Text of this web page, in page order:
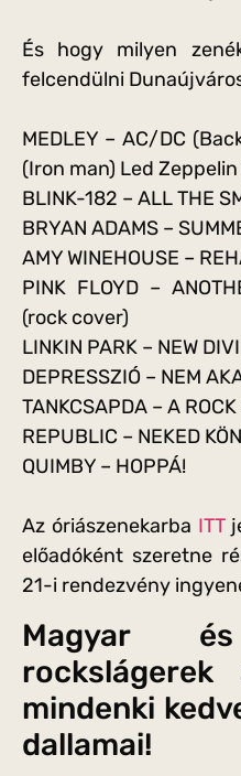
És hogy milyen
felcendülni
MEDLEY – AC/DC
(Iron man) Led
BLINK-182 – ALL THE
BRYAN ADAMS –
AMY WINEHOUSE –
PINK FLOYD –
(rock cover)
LINKIN PARK – NEW
DEPRESSZIÓ – NEM
TANKCSAPDA – A
REPUBLIC – NEKED
QUIMBY – HOPPÁ!
Az óriászenekarba ITT
előadóként szeretne
21-i rendezvény
Magyar
mindenki
dallamai!